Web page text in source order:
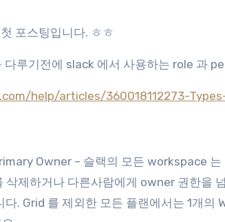
포스팅입니다. ㅎㅎ
다루기전에 slack 에서 사용하는 role 과
help/articles/360018112273-
Owner – 슬랙의 모든 workspace
제하거나 다른사람에게 owner 권한을
다. Grid 를 제외한 모든 플랜에서는 1개